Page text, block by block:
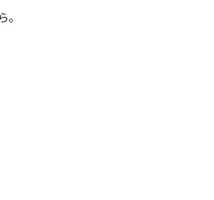
と異なるもの
、お手持ち
すのでご了